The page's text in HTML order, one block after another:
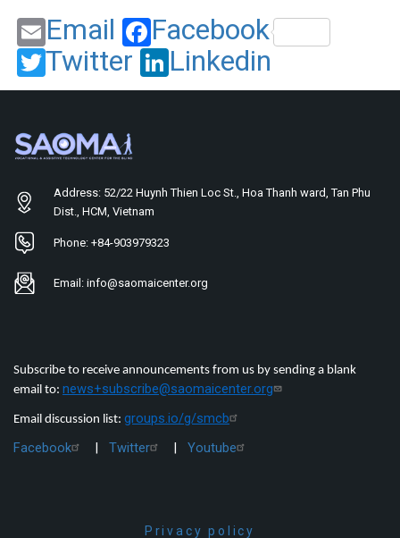
Email
Facebook
Twitter
Linkedin
Address: 52/22 Huynh Thien Loc St., Hoa Thanh ward, Tan Phu
Dist., HCM, Vietnam
Phone: +84-903979323
Email: info@saomaicenter.org
Subscribe to receive announcements from us by sending a blank
email to: news+subscribe@saomaicenter.org
Email discussion list: groups.io/g/smcb
Facebook
| Twitter | Youtube
Privacy policy